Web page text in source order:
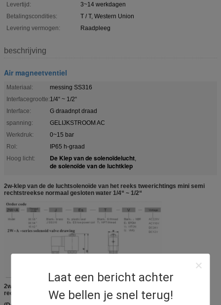
Laat een bericht achter
We bellen je snel terug!
Levertijd:
3~14 werkdagen
Betalingscondities:
T / T, Western Union
Levering vermogen:
Raadpleeg
beschrijving
Air magneetventiel
Materiaal:
messing SS316
Interfacegrootte:1/4“ ~ 1/2“
Interface:
G draadnpt draad
spanning:
GELIJKSTROOM AC
Werkdruk:
0~15 bar
Rol:
IP65 h-graad
Hoog licht:
De Klep van de solenoïdelucht,
de solenoïde van de luchtklep
2w-klep van de de luchtsolenoïde van het reeks tweerichtings mini semi
rechtstreekse normaal gesloten water 1/4“ ~ 1/2“
2w-a - lijst van de de klepspecificatie van de reeks de tweerichtings semi
rechtstreekse (NC) solenoïde